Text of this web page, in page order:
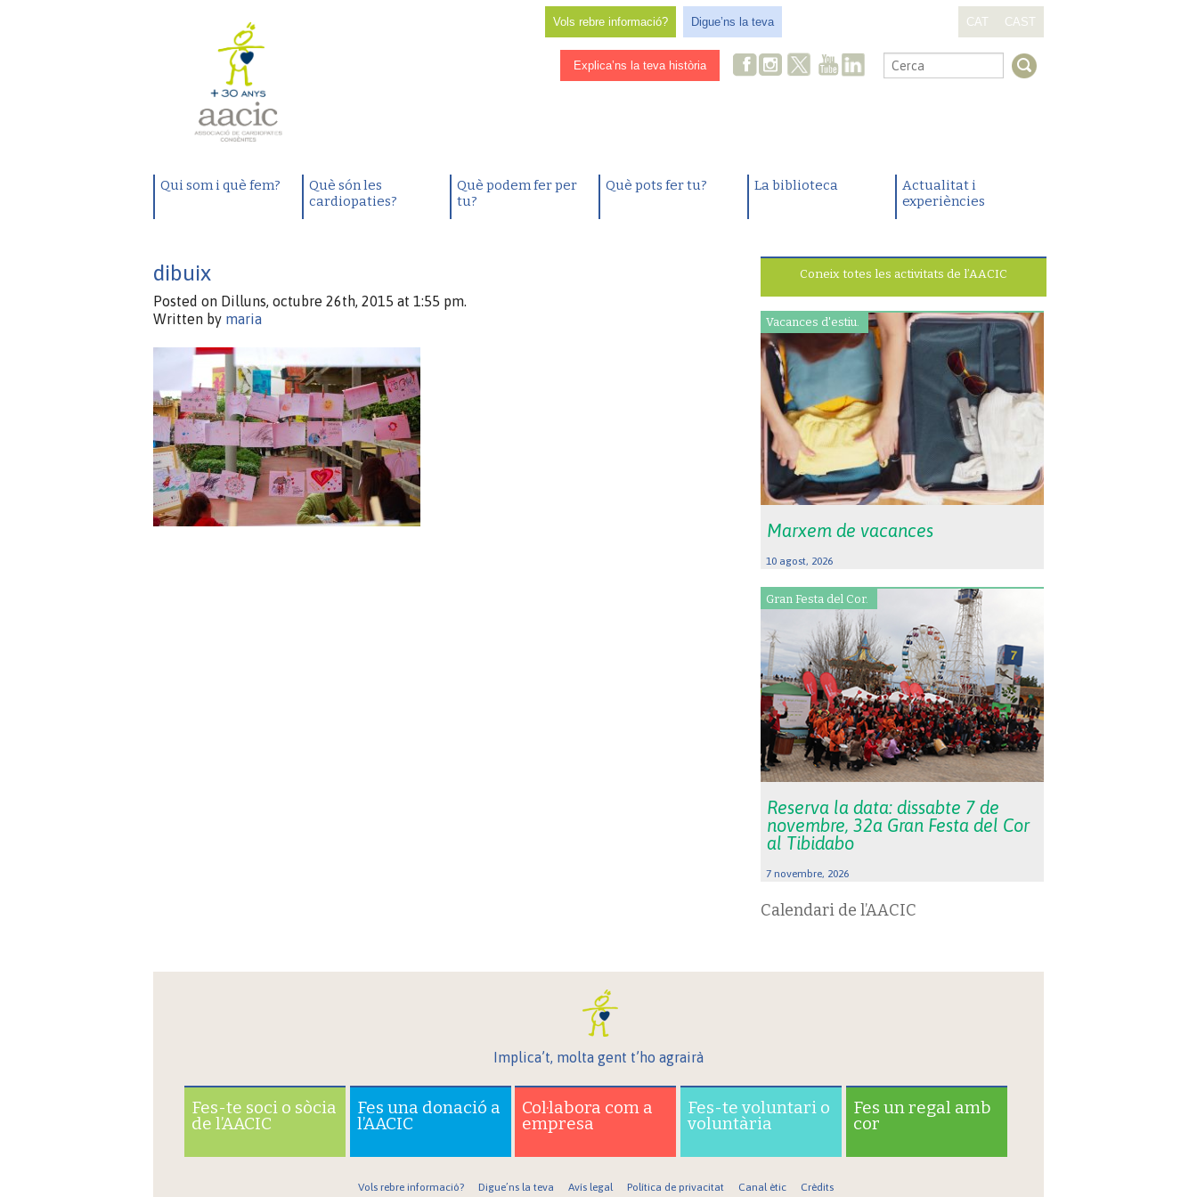
Vols rebre informació? Digue’ns la teva CAT CAST
Explica’ns la teva història .
Qui som i què fem?
Què són les
cardiopaties?
Què podem fer per
tu?
Què pots fer tu? La biblioteca
Actualitat i
experiències
dibuix
Posted on Dilluns, octubre 26th, 2015 at 1:55 pm.
Written by maria
Coneix totes les activitats de l’AACIC
Vacances d'estiu.
Marxem de vacances
10 agost, 2026
Gran Festa del Cor.
Reserva la data: dissabte 7 de
novembre, 32a Gran Festa del Cor
al Tibidabo
7 novembre, 2026
Calendari de l’AACIC
Implica’t, molta gent t’ho agrairà
Fes-te soci o sòcia
de l’AACIC
Fes una donació a
l’AACIC
Col·labora com a
empresa
Fes-te voluntari o
voluntària
Fes un regal amb
cor
Vols rebre informació? Digue’ns la teva Avís legal Política de privacitat Canal ètic Crèdits